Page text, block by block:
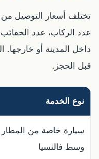
تختلف أسعار التوصيل
عدد الركاب، عدد
داخل المدينة أو خارجها.
قبل الحجز.
نوع الخدمة
سيارة خاصة من المطار
وسط فالنسيا